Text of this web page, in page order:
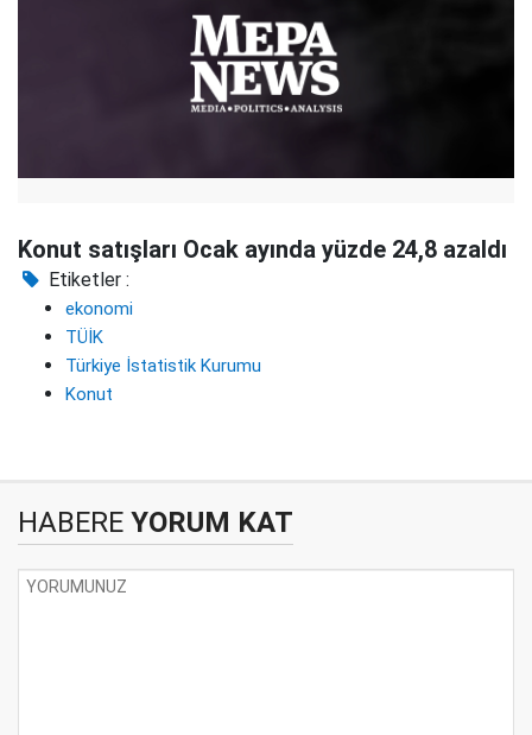
Konut satışları Ocak ayında yüzde 24,8 azaldı
Etiketler :
ekonomi
TÜİK
Türkiye İstatistik Kurumu
Konut
HABERE YORUM KAT